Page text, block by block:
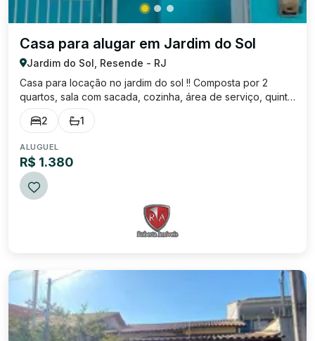
Casa para alugar em Jardim do Sol
Jardim do Sol, Resende - RJ
Casa para locação no jardim do sol !! Composta por 2
quartos, sala com sacada, cozinha, área de serviço, quintal
e garagem ! ótima localização !!
2
1
ALUGUEL
R$ 1.380